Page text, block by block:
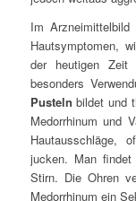
Im
Hautsymptomen,
der heutigen Zeit
besonders
Pusteln bildet und
Medorrhinum und
Hautausschläge,
jucken. Man
Stirn. Die Ohren
Medorrhinum ein